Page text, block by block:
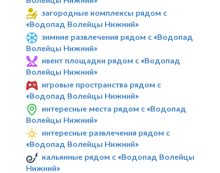
загородные комплексы рядом с
«Водопад Волейцы Нижний»
зимние развлечения рядом с «Водопад
Волейцы Нижний»
ивент площадки рядом с «Водопад
Волейцы Нижний»
игровые пространства рядом с
«Водопад Волейцы Нижний»
интересные места рядом с «Водопад
Волейцы Нижний»
интересные развлечения рядом с
«Водопад Волейцы Нижний»
кальянные рядом с «Водопад Волейцы
Нижний»